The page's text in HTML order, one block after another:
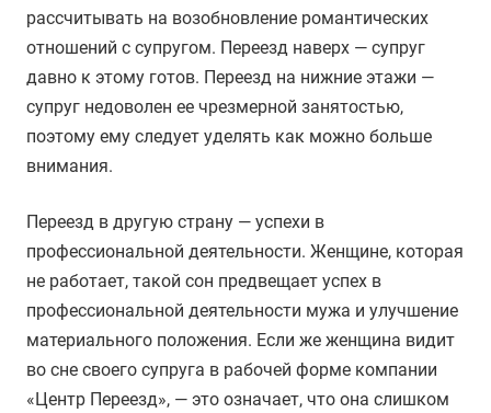
рассчитывать на возобновление романтических
отношений с супругом. Переезд наверх — супруг
давно к этому готов. Переезд на нижние этажи —
супруг недоволен ее чрезмерной занятостью,
поэтому ему следует уделять как можно больше
внимания.
Переезд в другую страну — успехи в
профессиональной деятельности. Женщине, которая
не работает, такой сон предвещает успех в
профессиональной деятельности мужа и улучшение
материального положения. Если же женщина видит
во сне своего супруга в рабочей форме компании
«Центр Переезд», — это означает, что она слишком